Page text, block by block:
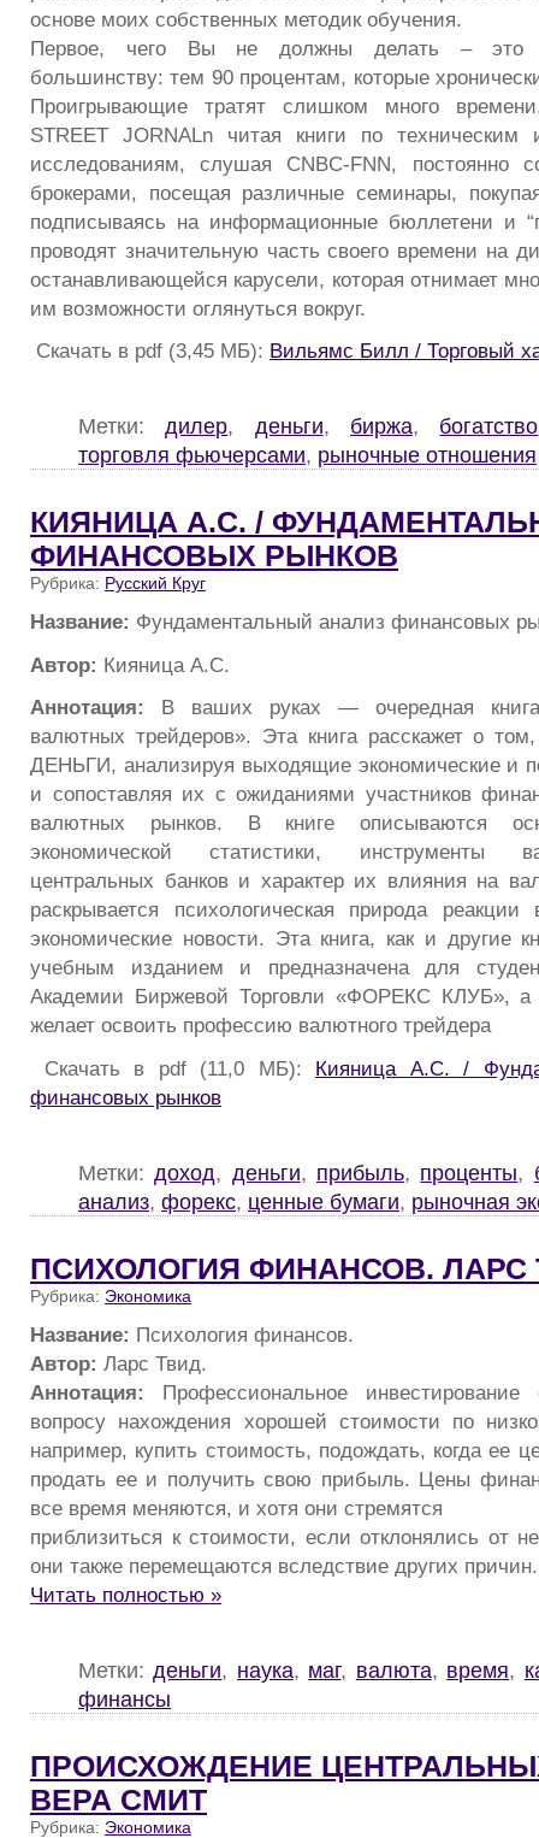
основе моих собственных методик обучения.
Первое, чего Вы не должны делать – это
большинству: тем 90 процентам, которые
Проигрывающие тратят слишком много
STREET JORNALn читая книги по
исследованиям, слушая CNBC-FNN, постоянно
брокерами, посещая различные семинары,
подписываясь на информационные бюллетени и
проводят значительную часть своего времени на
останавливающейся карусели, которая отнимает
им возможности оглянуться вокруг.
Скачать в pdf (3,45 МБ): Вильямс Билл / Торговый
Метки:дилер, деньги, биржа, богатство
торговля фьючерсами, рыночные отношения
КИЯНИЦА А.С. /
ФИНАНСОВЫХ РЫНКОВ
Рубрика: Русский Круг
Название: Фундаментальный анализ финансовых
Автор: Кияница А.С.
Аннотация: В ваших руках — очередная
валютных трейдеров». Эта книга расскажет о
ДЕНЬГИ, анализируя выходящие экономические и
и сопоставляя их с ожиданиями участников
валютных рынков. В книге описываются
экономической статистики, инструменты
центральных банков и характер их влияния на
раскрывается психологическая природа
экономические новости. Эта книга, как и другие
учебным изданием и предназначена для
Академии Биржевой Торговли «ФОРЕКС КЛУБ», а
желает освоить профессию валютного трейдера
Скачать в pdf (11,0 МБ): Кияница А.С. /
финансовых рынков
Метки:доход, деньги, прибыль, проценты,
анализ, форекс, ценные бумаги, рыночная
ПСИХОЛОГИЯ ФИНАНСОВ. ЛАРС
Рубрика: Экономика
Название: Психология финансов.
Автор: Ларс Твид.
Аннотация: Профессиональное
вопросу нахождения хорошей стоимости по
например, купить стоимость, подождать, когда ее
продать ее и получить свою прибыль. Цены
все время меняются, и хотя они стремятся
приблизиться к стоимости, если отклонялись от
они также перемещаются вследствие других причин.
Читать полностью »
Метки:деньги, наука, маг, валюта, время,
финансы
ПРОИСХОЖДЕНИЕ
ВЕРА СМИТ
Рубрика: Экономика